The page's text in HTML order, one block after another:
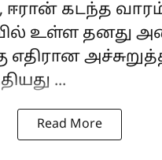
ஈரான் கடந்த
உள்ள தனது
எதிரான
...
Read More